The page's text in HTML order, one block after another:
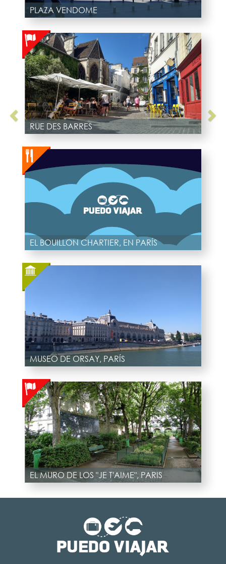
PLAZA VENDOME
RUE DES BARRES
EL BOUILLON CHARTIER, EN PARÍS
MUSEO DE ORSAY, PARÍS
EL MURO DE LOS "JE T'AIME", PARIS